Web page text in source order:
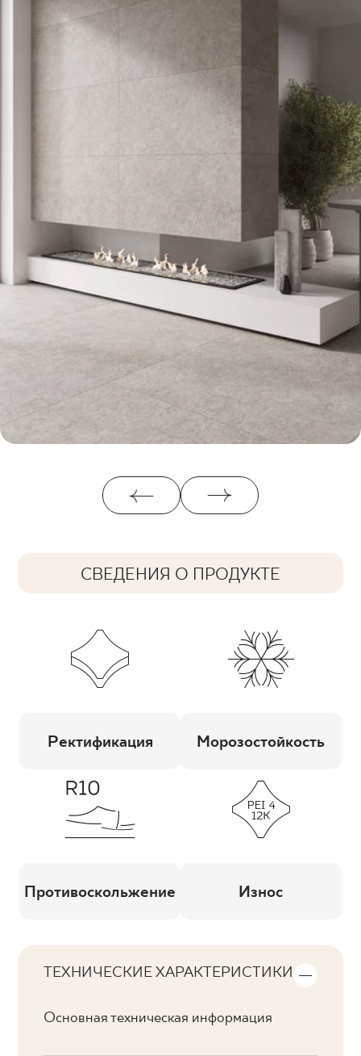
СВЕДЕНИЯ О ПРОДУКТЕ
Ректификация Морозостойкость
Противоскольжение Износ
ТЕХНИЧЕСКИЕ ХАРАКТЕРИСТИКИ
Основная техническая информация